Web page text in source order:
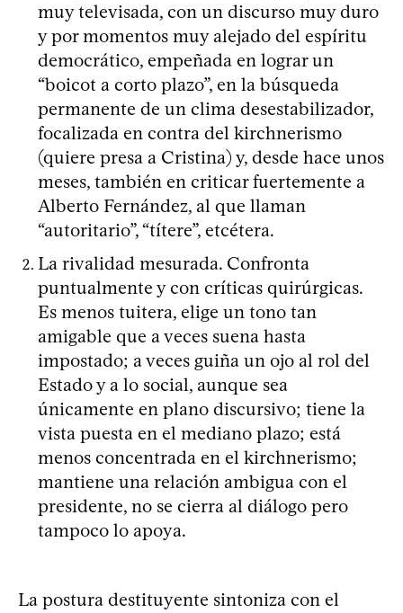
muy televisada, con un discurso muy duro
y por momentos muy alejado del espíritu
democrático, empeñada en lograr un
“boicot a corto plazo”, en la búsqueda
permanente de un clima desestabilizador,
focalizada en contra del kirchnerismo
(quiere presa a Cristina) y, desde hace unos
meses, también en criticar fuertemente a
Alberto Fernández, al que llaman
“autoritario”, “títere”, etcétera.
La rivalidad mesurada. Confronta
puntualmente y con críticas quirúrgicas.
Es menos tuitera, elige un tono tan
amigable que a veces suena hasta
impostado; a veces guiña un ojo al rol del
Estado y a lo social, aunque sea
únicamente en plano discursivo; tiene la
vista puesta en el mediano plazo; está
menos concentrada en el kirchnerismo;
mantiene una relación ambigua con el
presidente, no se cierra al diálogo pero
tampoco lo apoya.
La postura destituyente sintoniza con el